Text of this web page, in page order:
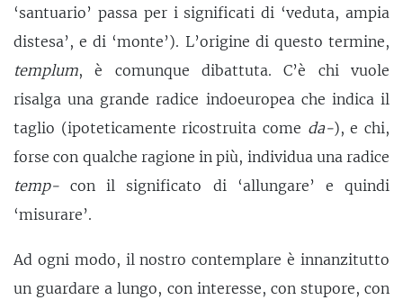
‘santuario’ passa per i significati di ‘veduta, ampia
distesa’, e di ‘monte’). L’origine di questo termine,
templum, è comunque dibattuta. C’è chi vuole
risalga una grande radice indoeuropea che indica il
taglio (ipoteticamente ricostruita come da-), e chi,
forse con qualche ragione in più, individua una radice
temp- con il significato di ‘allungare’ e quindi
‘misurare’.
Ad ogni modo, il nostro contemplare è innanzitutto
un guardare a lungo, con interesse, con stupore, con